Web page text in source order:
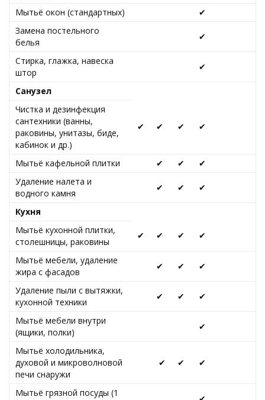
Мытьё окон (стандартных)
✔
Замена постельного
белья
✔
Стирка, глажка, навеска
штор
✔
Санузел
Чистка и дезинфекция
сантехники (ванны,
раковины, унитазы, биде,
кабинок и др.)
✔ ✔ ✔ ✔
Мытьё кафельной плитки ✔ ✔
✔
Удаление налета и
водного камня
✔ ✔ ✔
Кухня
Мытьё кухонной плитки,
столешницы, раковины
✔ ✔ ✔ ✔
Мытьё мебели, удаление
жира с фасадов
✔ ✔ ✔
Удаление пыли с вытяжки,
кухонной техники
✔ ✔ ✔
Мытьё мебели внутри
(ящики, полки)
✔
Мытьё холодильника,
духовой и микроволновой
печи снаружи
✔ ✔ ✔
Мытьё грязной посуды (1